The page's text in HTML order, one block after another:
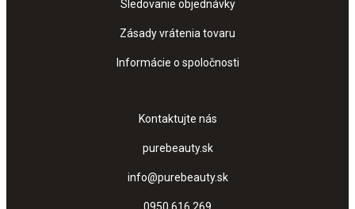
Sledovanie objednávky
Zásady vrátenia tovaru
Informácie o spoločnosti
Kontaktujte nás
purebeauty.sk
info@purebeauty.sk